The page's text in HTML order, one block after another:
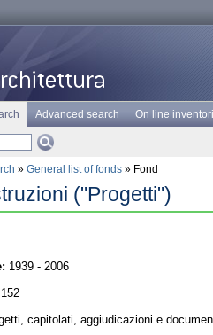
Advanced search On line
» General list of fonds » Fond
("Progetti")
1939 - 2006
capitolati, aggiudicazioni e